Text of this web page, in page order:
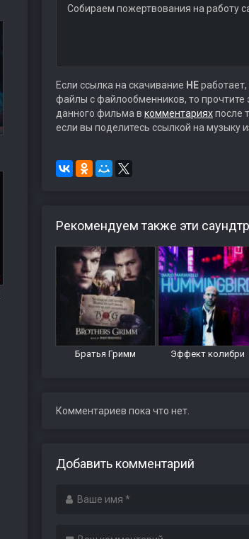
Собираем пожертвования на работу
Если ссылка на скачивание НЕработает,
файлы с файлообменников, то прочтите
данного фильма в комментарияхпосле
если вы поделитесь ссылкой на музыку
Рекомендуем также эти
Братья Гримм Эффект колибри
Комментариев пока что нет.
Добавить комментарий